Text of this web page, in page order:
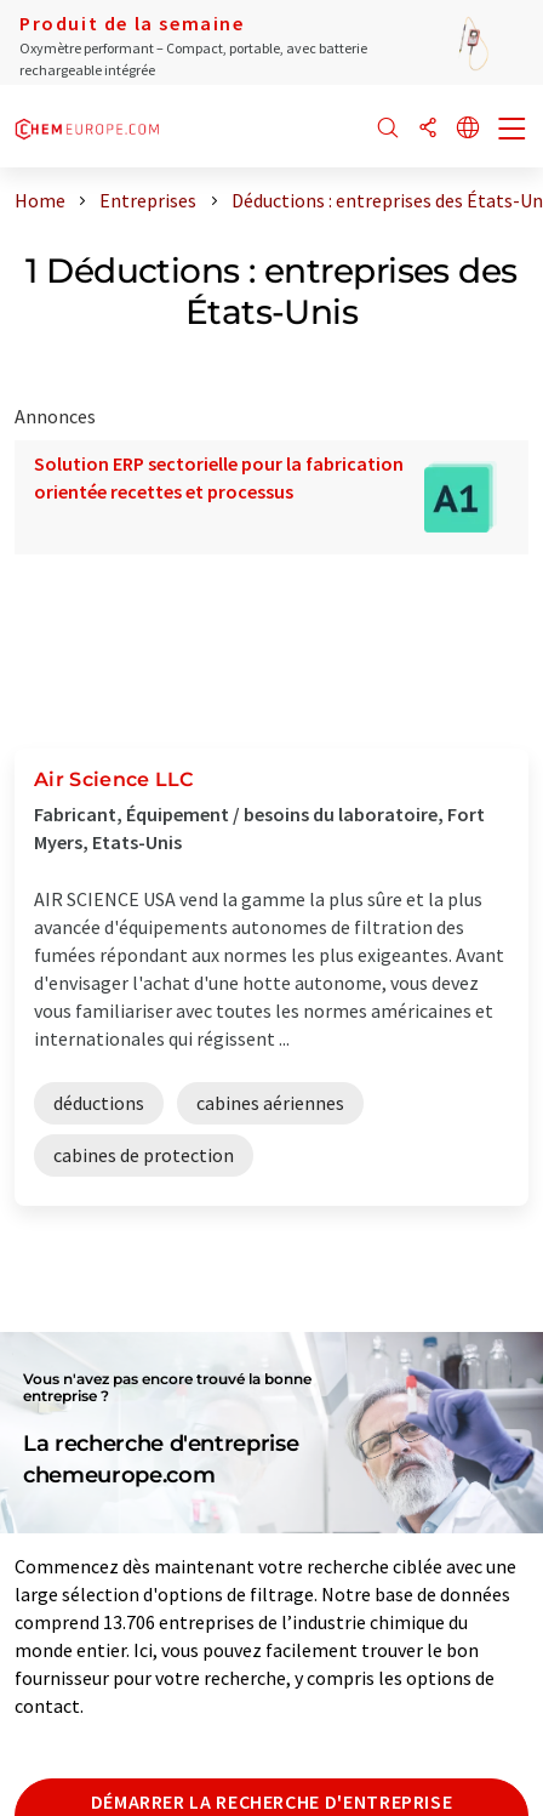
Produit de la semaine
Oxymètre performant – Compact, portable, avec batterie
rechargeable intégrée
Home Entreprises Déductions : entreprises des États-
1 Déductions : entreprises des
États-Unis
Annonces
Solution ERP sectorielle pour la fabrication
orientée recettes et processus
Air Science LLC
Fabricant, Équipement / besoins du laboratoire, Fort
Myers, Etats-Unis
AIR SCIENCE USA vend la gamme la plus sûre et la plus
avancée d'équipements autonomes de filtration des
fumées répondant aux normes les plus exigeantes. Avant
d'envisager l'achat d'une hotte autonome, vous devez
vous familiariser avec toutes les normes américaines et
internationales qui régissent ...
déductions cabines aériennes
cabines de protection
Vous n'avez pas encore trouvé la bonne
entreprise ?
La recherche d'entreprise
chemeurope.com
Commencez dès maintenant votre recherche ciblée avec une
large sélection d'options de filtrage. Notre base de données
comprend 13.706 entreprises de l’industrie chimique du
monde entier. Ici, vous pouvez facilement trouver le bon
fournisseur pour votre recherche, y compris les options de
contact.
DÉMARRER LA RECHERCHE D'ENTREPRISE